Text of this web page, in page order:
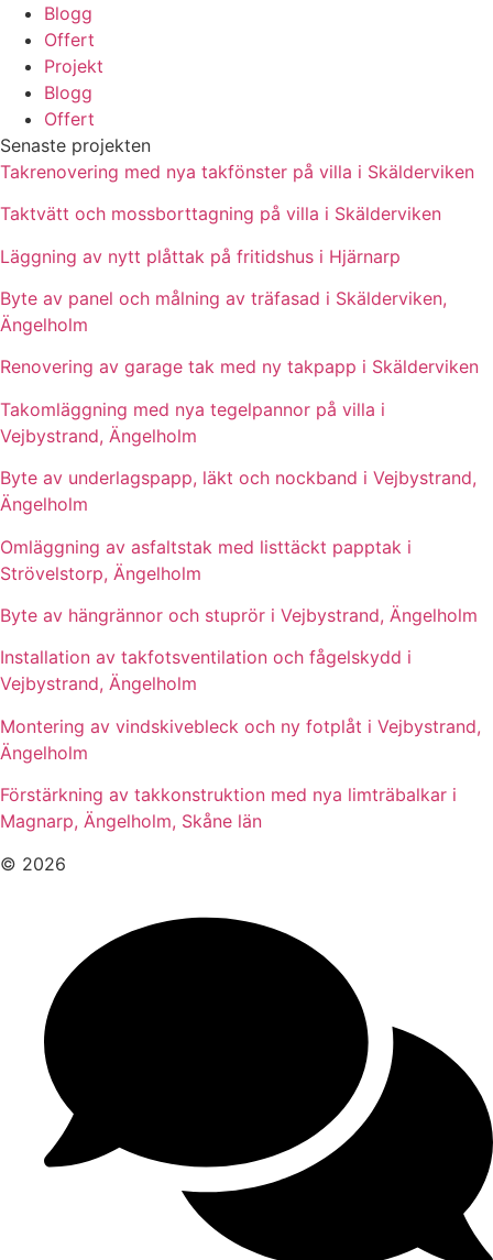
Blogg
Offert
Projekt
Blogg
Offert
Senaste projekten
Takrenovering med nya takfönster på villa i Skälderviken
Taktvätt och mossborttagning på villa i Skälderviken
Läggning av nytt plåttak på fritidshus i Hjärnarp
Byte av panel och målning av träfasad i Skälderviken,
Ängelholm
Renovering av garage tak med ny takpapp i Skälderviken
Takomläggning med nya tegelpannor på villa i
Vejbystrand, Ängelholm
Byte av underlagspapp, läkt och nockband i Vejbystrand,
Ängelholm
Omläggning av asfaltstak med listtäckt papptak i
Strövelstorp, Ängelholm
Byte av hängrännor och stuprör i Vejbystrand, Ängelholm
Installation av takfotsventilation och fågelskydd i
Vejbystrand, Ängelholm
Montering av vindskivebleck och ny fotplåt i Vejbystrand,
Ängelholm
Förstärkning av takkonstruktion med nya limträbalkar i
Magnarp, Ängelholm, Skåne län
© 2026